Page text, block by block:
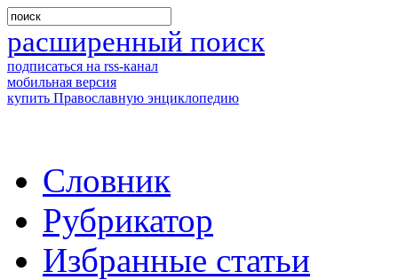
расширенный поиск
подписаться на rss-канал
мобильная версия
купить Православную энциклопедию
Словник
Рубрикатор
Избранные статьи